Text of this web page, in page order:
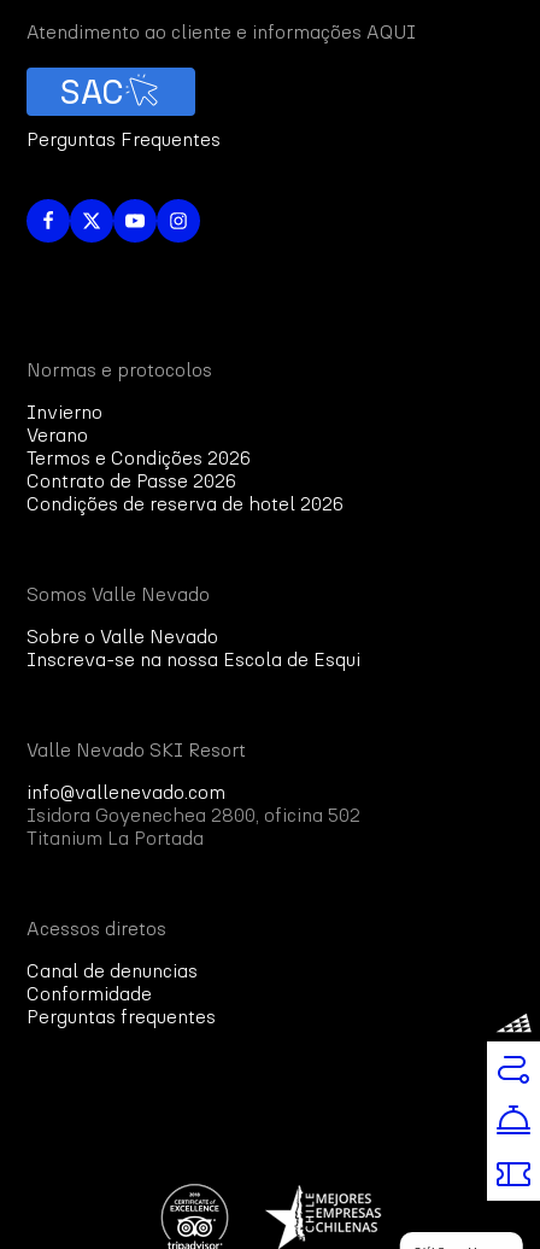
Atendimento ao cliente e informações AQUI
SAC
Perguntas Frequentes
Normas e protocolos
Invierno
Verano
Termos e Condições 2026
Contrato de Passe 2026
Condições de reserva de hotel 2026
Somos Valle Nevado
Sobre o Valle Nevado
Inscreva-se na nossa Escola de Esqui
Valle Nevado SKI Resort
info@vallenevado.com
Isidora Goyenechea 2800, oficina 502
Titanium La Portada
Acessos diretos
Canal de denuncias
Conformidade
Perguntas frequentes